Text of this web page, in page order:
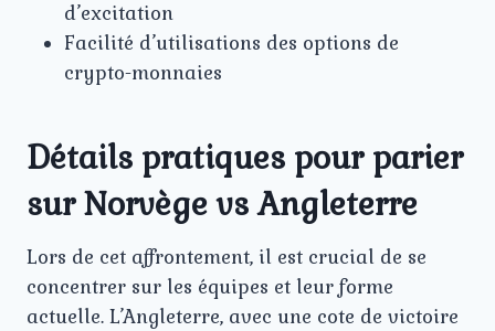
d’excitation
Facilité d’utilisations des options de
crypto-monnaies
Détails pratiques pour parier
sur Norvège vs Angleterre
Lors de cet affrontement, il est crucial de se
concentrer sur les équipes et leur forme
actuelle. L’Angleterre, avec une cote de victoire